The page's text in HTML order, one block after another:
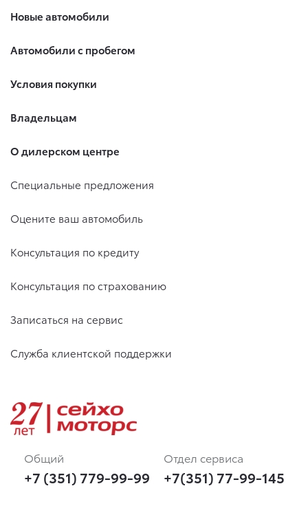
Новые автомобили
Автомобили с пробегом
Условия покупки
Владельцам
О дилерском центре
Специальные предложения
Оцените ваш автомобиль
Консультация по кредиту
Консультация по страхованию
Записаться на сервис
Служба клиентской поддержки
Общий
+7 (351) 779-99-99
Отдел сервиса
+7(351) 77-99-145